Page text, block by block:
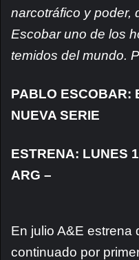
narcotráfico y poder,
Escobar uno de los
temidos del mundo.
PABLO ESCOBAR:
NUEVA SERIE
ESTRENA: LUNES
ARG –
En julio A&E estrena
continuado por